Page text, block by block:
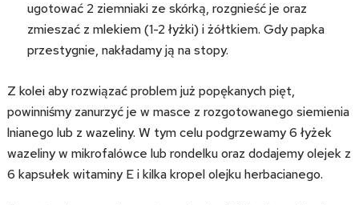
ugotować 2 ziemniaki ze skórką, rozgnieść je oraz
zmieszać z mlekiem (1-2 łyżki) i żółtkiem. Gdy papka
przestygnie, nakładamy ją na stopy.
Z kolei aby rozwiązać problem już popękanych pięt,
powinniśmy zanurzyć je w masce z rozgotowanego siemienia
lnianego lub z wazeliny. W tym celu podgrzewamy 6 łyżek
wazeliny w mikrofalówce lub rondelku oraz dodajemy olejek z
6 kapsułek witaminy E i kilka kropel olejku herbacianego.